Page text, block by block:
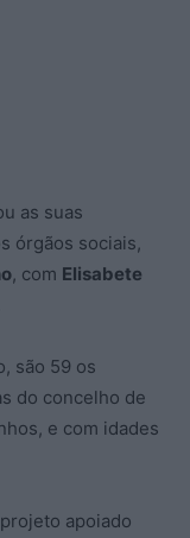
as suas
órgãos sociais,
, com Elisabete
são 59 os
do concelho de
e com idades
apoiado